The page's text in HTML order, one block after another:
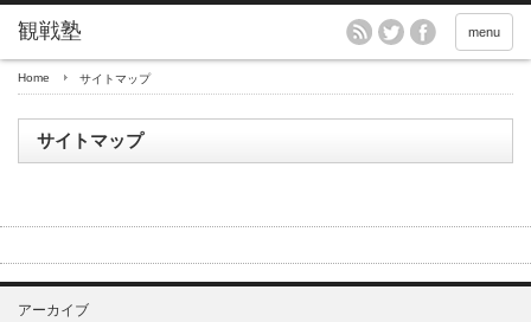
menu
Home サイトマップ
サイトマップ
アーカイブ